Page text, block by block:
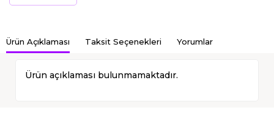
Ürün Açıklaması Taksit Seçenekleri Yorumlar
Ürün açıklaması bulunmamaktadır.